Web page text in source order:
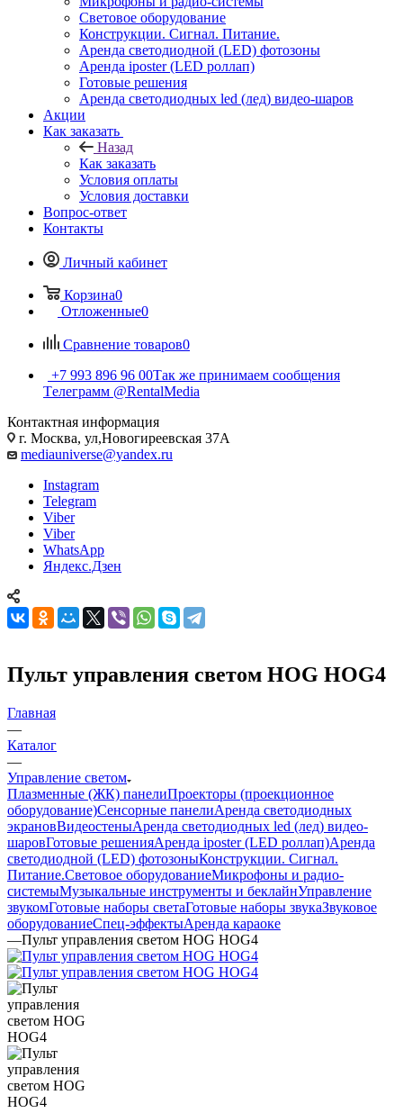
Световое оборудование
Конструкции. Сигнал. Питание.
Аренда светодиодной (LED) фотозоны
Аренда iposter (LED роллап)
Готовые решения
Аренда светодиодных led (лед) видео-шаров
Акции
Как заказать
Назад
Как заказать
Условия оплаты
Условия доставки
Вопрос-ответ
Контакты
Личный кабинет
Корзина0
Отложенные0
Сравнение товаров0
+7 993 896 96 00Так же принимаем сообщения
Tелеграмм @RentalMedia
Контактная информация
г. Москва, ул,Новогиреевская 37А
mediauniverse@yandex.ru
Instagram
Telegram
Viber
Viber
WhatsApp
Яндекс.Дзен
Пульт управления светом HOG HOG4
Главная
—
Каталог
—
Управление светом
Плазменные (ЖК) панелиПроекторы (проекционное
оборудование)Сенсорные панелиАренда светодиодных
экрановВидеостеныАренда светодиодных led (лед) видео-
шаровГотовые решенияАренда iposter (LED роллап)Аренда
светодиодной (LED) фотозоныКонструкции. Сигнал.
Питание.Световое оборудованиеМикрофоны и радио-
системыМузыкальные инструменты и беклайнУправление
звукомГотовые наборы светаГотовые наборы звукаЗвуковое
оборудованиеСпец-эффектыАренда караоке
—Пульт управления светом HOG HOG4